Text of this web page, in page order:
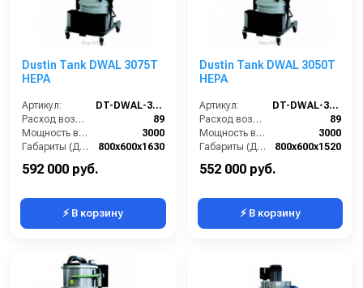
Dustin Tank DWAL 3075T
HEPA
Артикул:
DT-DWAL-3075T-HEPA
Расход воздуха (л/сек):
89
Мощность всасывающих турбин (Вт):
3000
Габариты (ДхШхВ):
800х600х1630
592 000 руб.
⚡ В корзину
Dustin Tank DWAL 3050T
HEPA
Артикул:
DT-DWAL-3050T-HEPA
Расход воздуха (л/сек):
89
Мощность всасывающих турбин (Вт):
3000
Габариты (ДхШхВ):
800х600х1520
552 000 руб.
⚡ В корзину